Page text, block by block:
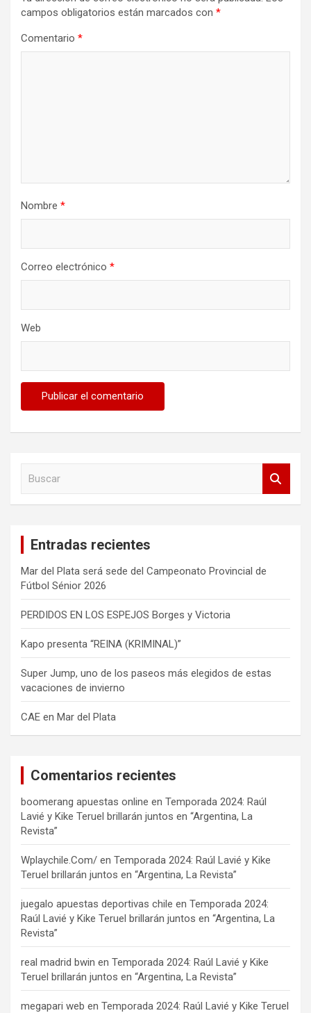
campos obligatorios están marcados con *
Comentario *
Nombre *
Correo electrónico *
Web
Entradas recientes
Mar del Plata será sede del Campeonato Provincial de
Fútbol Sénior 2026
PERDIDOS EN LOS ESPEJOS Borges y Victoria
Kapo presenta “REINA (KRIMINAL)”
Super Jump, uno de los paseos más elegidos de estas
vacaciones de invierno
CAE en Mar del Plata
Comentarios recientes
boomerang apuestas online en Temporada 2024: Raúl
Lavié y Kike Teruel brillarán juntos en “Argentina, La
Revista”
Wplaychile.Com/ en Temporada 2024: Raúl Lavié y Kike
Teruel brillarán juntos en “Argentina, La Revista”
juegalo apuestas deportivas chile en Temporada 2024:
Raúl Lavié y Kike Teruel brillarán juntos en “Argentina, La
Revista”
real madrid bwin en Temporada 2024: Raúl Lavié y Kike
Teruel brillarán juntos en “Argentina, La Revista”
megapari web en Temporada 2024: Raúl Lavié y Kike Teruel